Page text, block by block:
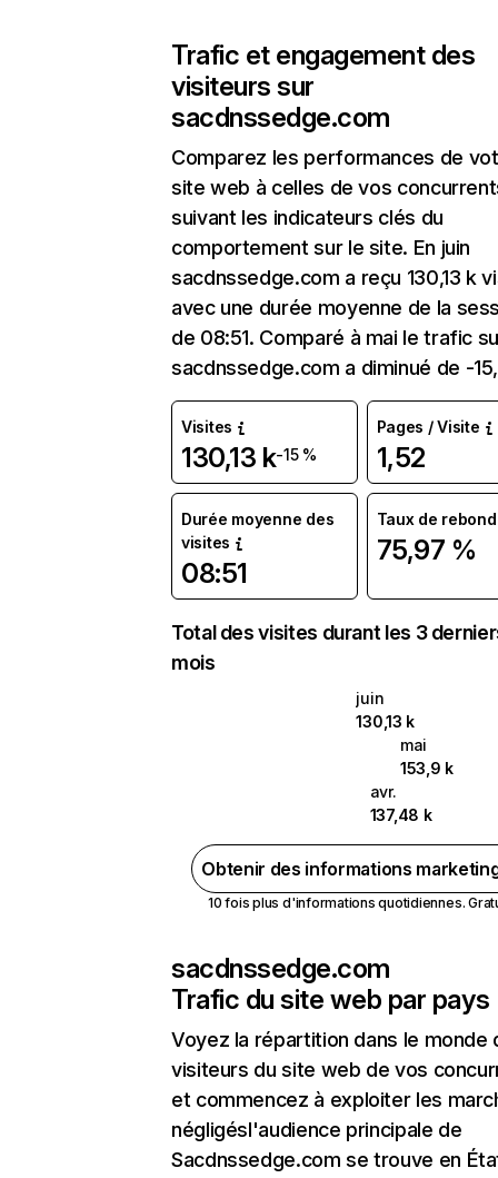
Trafic et engagement des
visiteurs sur
sacdnssedge.com
Comparez les performances de
site web à celles de vos
suivant les indicateurs clés du
comportement sur le site. En juin
sacdnssedge.com a reçu 130,13 k
avec une durée moyenne de la
de 08:51. Comparé à mai le trafic
sacdnssedge.com a diminué de -
Visites
130,13 k-15 %
Pages / Visite
1,52
Durée moyenne des
visites
08:51
Taux de rebond
75,97 %
Total des visites durant les 3
mois
juin
130,13 k
mai
153,9 k
avr.
137,48 k
Obtenir des informations
10 fois plus d'informations quotidiennes.
sacdnssedge.com
Trafic du site web par pays
Voyez la répartition dans le monde
visiteurs du site web de vos
et commencez à exploiter les
négligésl'audience principale de
Sacdnssedge.com se trouve en